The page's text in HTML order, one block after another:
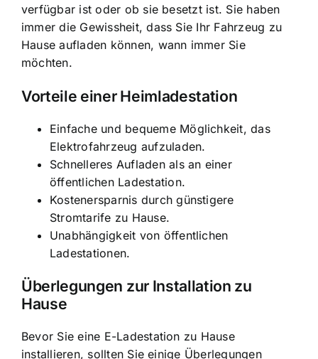
verfügbar ist oder ob sie besetzt ist. Sie haben
immer die Gewissheit, dass Sie Ihr Fahrzeug zu
Hause aufladen können, wann immer Sie
möchten.
Vorteile einer Heimladestation
Einfache und bequeme Möglichkeit, das
Elektrofahrzeug aufzuladen.
Schnelleres Aufladen als an einer
öffentlichen Ladestation.
Kostenersparnis durch günstigere
Stromtarife zu Hause.
Unabhängigkeit von öffentlichen
Ladestationen.
Überlegungen zur Installation zu
Hause
Bevor Sie eine E-Ladestation zu Hause
installieren, sollten Sie einige Überlegungen